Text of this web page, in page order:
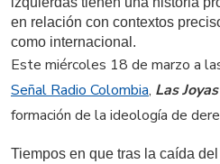
en relación con contextos
como internacional.
Este miércoles 18 de marzo a
Señal Radio Colombia, Las
formación de la ideología de
Tiempos en que tras la caída